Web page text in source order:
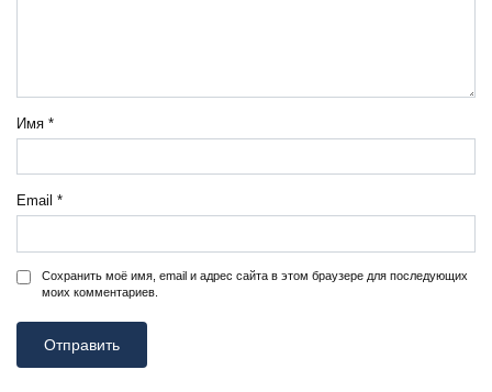
Имя *
Email *
Сохранить моё имя, email и адрес сайта в этом браузере для последующих
моих комментариев.